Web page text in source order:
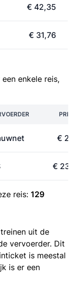
€ 42,35
€ 31,76
enkele reis,
PRIJS
€
€
reis: 129
uit de
vervoerder. Dit
is meestal
is er een